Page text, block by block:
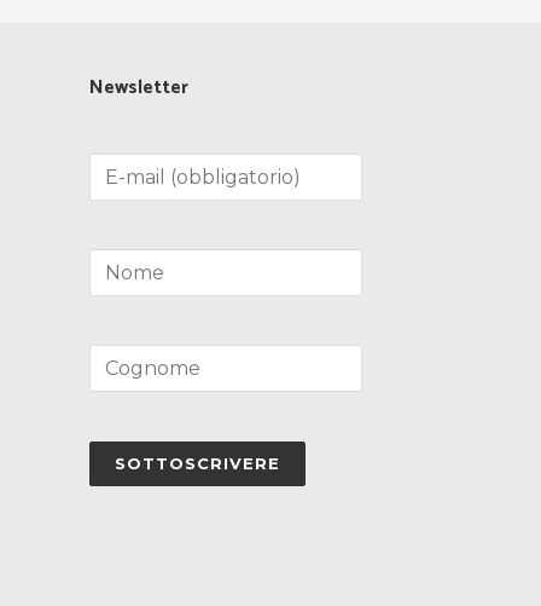
Newsletter